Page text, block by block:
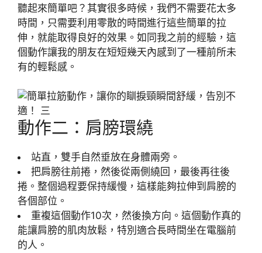
聽起來簡單吧？其實很多時候，我們不需要花太多
時間，只需要利用零散的時間進行這些簡單的拉
伸，就能取得良好的效果。如同我之前的經驗，這
個動作讓我的朋友在短短幾天內感到了一種前所未
有的輕鬆感。
動作二：肩膀環繞
站直，雙手自然垂放在身體兩旁。
把肩膀往前捲，然後從兩側繞回，最後再往後
捲。整個過程要保持緩慢，這樣能夠拉伸到肩膀的
各個部位。
重複這個動作10次，然後換方向。這個動作真的
能讓肩膀的肌肉放鬆，特別適合長時間坐在電腦前
的人。